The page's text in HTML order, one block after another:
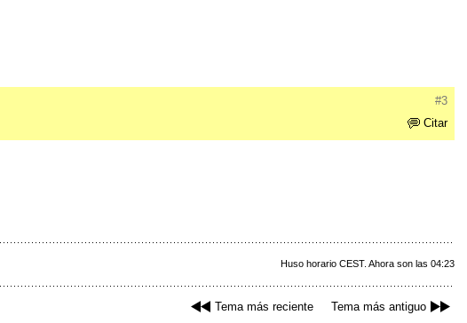
#3
Citar
Huso horario CEST. Ahora son las 04:23
Tema más reciente Tema más antiguo